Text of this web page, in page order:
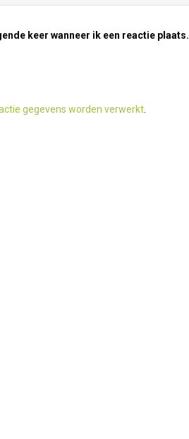
keer wanneer ik een reactie plaats.
gegevens worden verwerkt